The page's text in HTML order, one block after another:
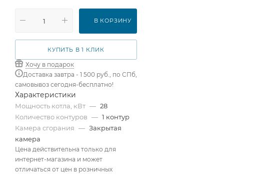
В КОРЗИНУ
КУПИТЬ В 1 КЛИК
Хочу в подарок
Доставка завтра - 1 500 руб., по СПб,
самовывоз сегодня-бесплатно!
Характеристики
Мощность котла, кВт — 28
Количество контуров — 1 контур
Камера сгорания — Закрытая
камера
Цена действительна только для
интернет-магазина и может
отличаться от цен в розничных